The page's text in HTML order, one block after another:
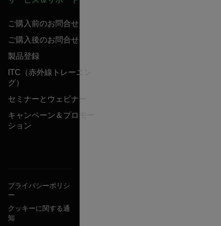
ご購入前のお問合せ
ご購入後のお問合せ
製品登録
ITC（赤外線トレーニン
グ）
セミナーとウェビナー
キャンペーン＆プロモー
ション
プライバシーポリシ
ー
クッキーに関する通
知